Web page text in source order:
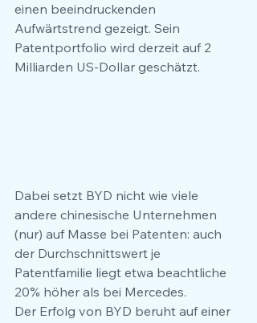
einen beeindruckenden
Aufwärtstrend gezeigt. Sein
Patentportfolio wird derzeit auf 2
Milliarden US-Dollar geschätzt.
Dabei setzt BYD nicht wie viele
andere chinesische Unternehmen
(nur) auf Masse bei Patenten: auch
der Durchschnittswert je
Patentfamilie liegt etwa beachtliche
20% höher als bei Mercedes.
Der Erfolg von BYD beruht auf einer